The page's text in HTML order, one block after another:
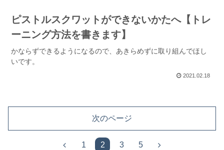
ピストルスクワットができないかたへ【トレ
ーニング方法を書きます】
かならずできるようになるので、あきらめずに取り組んでほし
いです。
2021.02.18
次のページ
前
1 2 3 5
次